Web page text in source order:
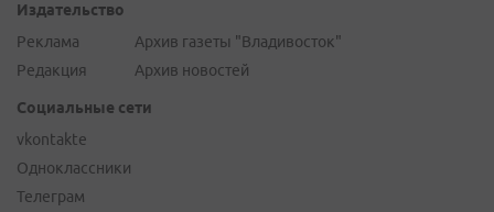
Издательство
Реклама
Редакция
Архив газеты "Владивосток"
Архив новостей
Социальные сети
vkontakte
Одноклассники
Телеграм